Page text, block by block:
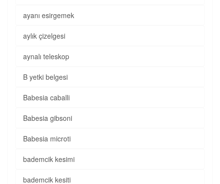
ayanı esirgemek
aylık çizelgesi
aynalı teleskop
B yetki belgesi
Babesia caballi
Babesia gibsoni
Babesia microti
bademcik kesimi
bademcik kesiti